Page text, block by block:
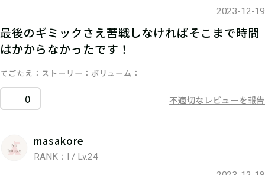
2023-12-19
最後のギミックさえ苦戦しなければそこまで時間
はかからなかったです！
てごたえ ストーリー ボリューム
0 不適切なレビューを報告
masakore
RANK：I / Lv.24